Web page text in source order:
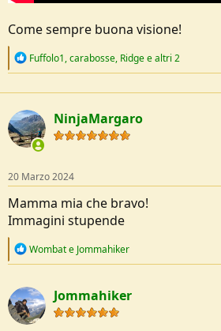
Come sempre buona visione!
R
c
t
i
o
n
:
Fuffolo1,carabosse, Ridgee altri 2
NinjaMargaro
20 Marzo 2024
Mamma mia che bravo!
Immagini stupende
R
c
t
i
o
Wombate Jommahiker
Jommahiker